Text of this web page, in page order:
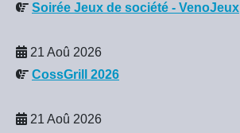
Soirée Jeux de société - VenoJeux
21 Aoû 2026
CossGrill 2026
21 Aoû 2026